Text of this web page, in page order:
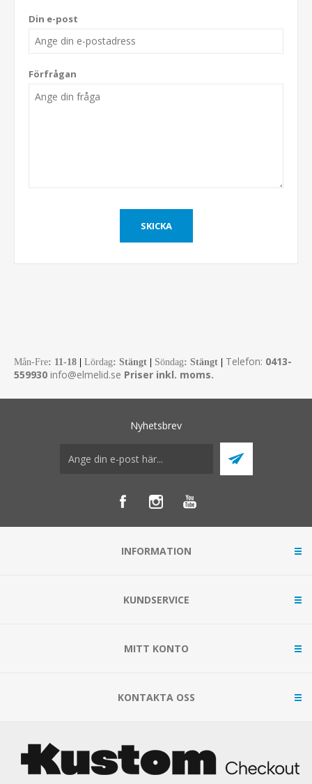
Din e-post
Förfrågan
Mån-Fre: 11-18 Lördag: Stängt Söndag: Stängt Telefon: 0413-
559930 info@elmelid.se Priser inkl. moms.
Nyhetsbrev
INFORMATION
KUNDSERVICE
MITT KONTO
KONTAKTA OSS